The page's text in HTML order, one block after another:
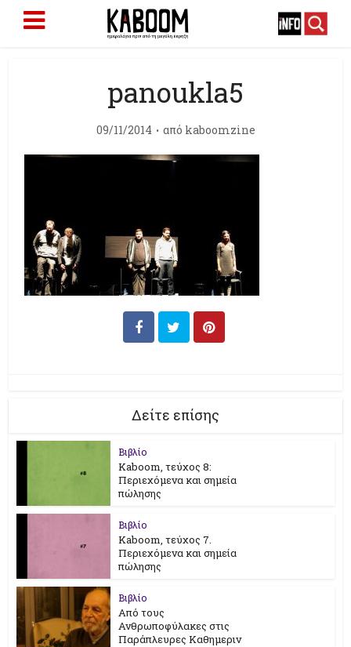
panoukla5
09/11/2014 από kaboomzine
Δείτε επίσης
Βιβλίο
Kaboom, τεύχος 8:
Περιεχόμενα και σημεία
πώλησης
Βιβλίο
Kaboom, τεύχος 7.
Περιεχόμενα και σημεία
πώλησης
Βιβλίο
Από τους
Ανθρωποφύλακες στις
Παράπλευρες Καθημεριν